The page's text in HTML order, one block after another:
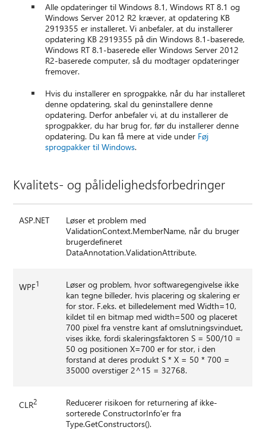
Alle opdateringer til Windows 8.1, Windows RT 8.1 og
Windows Server 2012 R2 kræver, at opdatering KB
2919355 er installeret. Vi anbefaler, at du installerer
opdatering KB 2919355 på din Windows 8.1-baserede,
Windows RT 8.1-baserede eller Windows Server 2012
R2-baserede computer, så du modtager opdateringer
fremover.
Hvis du installerer en sprogpakke, når du har installeret
denne opdatering, skal du geninstallere denne
opdatering. Derfor anbefaler vi, at du installerer de
sprogpakker, du har brug for, før du installerer denne
opdatering. Du kan få mere at vide under Føj
sprogpakker til Windows.
Kvalitets- og pålidelighedsforbedringer
ASP.NET
Løser et problem med
ValidationContext.MemberName, når du bruger
brugerdefineret
DataAnnotation.ValidationAttribute.
WPF1
Løser og problem, hvor softwaregengivelse ikke
kan tegne billeder, hvis placering og skalering er
for stor. F.eks. et billedelement med Width=10,
kildet til en bitmap med width=500 og placeret
700 pixel fra venstre kant af omslutningsvinduet,
vises ikke, fordi skaleringsfaktoren S = 500/10 =
50 og positionen X=700 er for stor, i den
forstand at deres produkt S * X = 50 * 700 =
35000 overstiger 2^15 = 32768.
CLR2
Reducerer risikoen for returnering af ikke-
sorterede ConstructorInfo'er fra
Type.GetConstructors().